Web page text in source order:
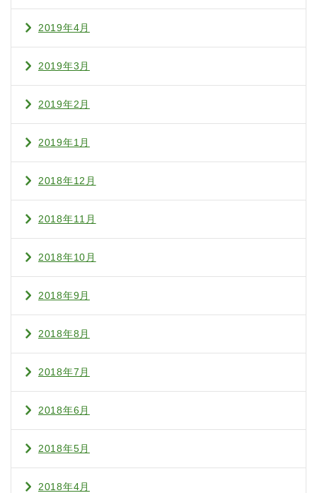
2019年4月
2019年3月
2019年2月
2019年1月
2018年12月
2018年11月
2018年10月
2018年9月
2018年8月
2018年7月
2018年6月
2018年5月
2018年4月